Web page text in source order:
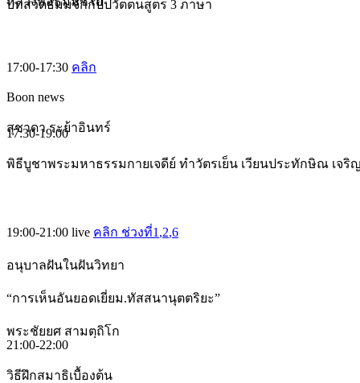
บทสวดธัมมจักกัปปวัตตนสูตร 3 ภาษา
17:00-17:30 คลิก
Boon news
สุชาดา ระย้าอินทร์
17:30-19:00
พิธีบูชาพระมหาธรรมกายเจดีย์ ทำวัตรเย็น เวียนประทักษิณ เจ
19:00-21:00 live คลิก ช่วงที่1 ,2,6
อนุบาลฝันในฝันวิทยา
“การเห็นอันยอดเยี่ยม.ทัสสนานุตตริยะ”
พระชัยยศ สามตฺถิโก
21:00-22:00
วิธีฝึกสมาธิเบื้องต้น